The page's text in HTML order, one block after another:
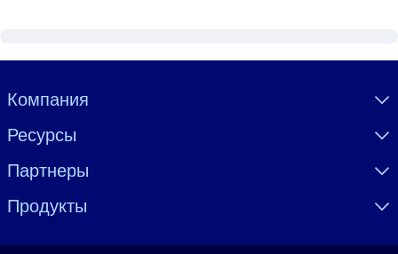
Visually hidden Text
Компания
Ресурсы
Партнеры
Продукты